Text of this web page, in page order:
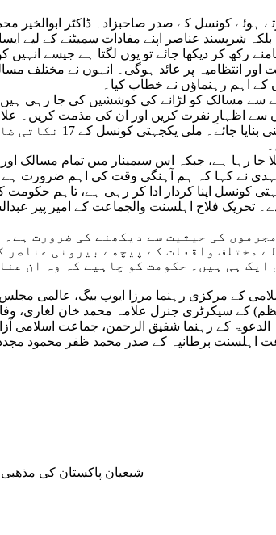
ہوئے کونسل کے صدر صاحبزادہ ڈاکٹر ابوالخیر
شرپسند عناصر اپنے مفادات سمیٹنے کے لیے
رکھ کر دیکھا جائے تو یوں لگتا ہے جیسے انہیں
انتظامیہ پر عائد ہوگی۔ انہوں نے مختلف
کے اہم رہنماؤں نے خطاب کیا۔
مسالک کو لڑانے کی کوششیں کی جا رہی ہیں۔
اظہارِ نفرت کریں اور ان کی مذمت کریں۔
سازی پر تنقید کرتے ہوئے کہا کہ نئی
رہا ہے، جبکہ اس سیمینار میں تمام مسالک
نے کہا کہ ہم آہنگی وقت کی اہم ضرورت ہے۔
اپنا کردار ادا کر رہی ہے، تاہم حکومت
تحریک فلاح اہلسنت والجماعت کے امیر پیر
کی حیثیت سے دیکھنے کی ضرورت
مختلف واقعات کے پیچھے بیرونی عناصر
ہی ہیں۔ حکومت کو چاہیے کہ وہ ان
کے مرکزی رہنما مرزا ایوب بیگ، عالمی
کے سیکرٹری جنرل علامہ محمد خان لغاری،
کے رہنما شفیق الرحمن، جماعت اسلامی آزاد
اہلسنت برطانیہ کے صدر محمد ظفر محمود
شیعیان پاکستان کی مذهبی